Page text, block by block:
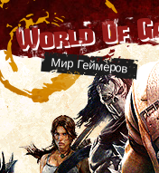
World Of
Мир Геймеров